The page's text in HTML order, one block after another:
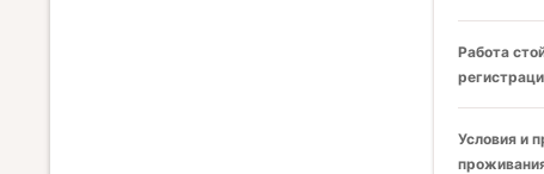
Работа
Условия и